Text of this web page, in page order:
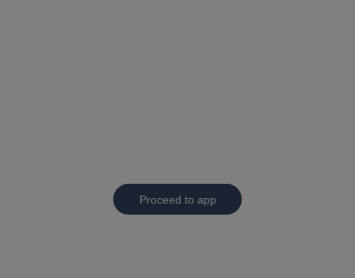
Proceed to app